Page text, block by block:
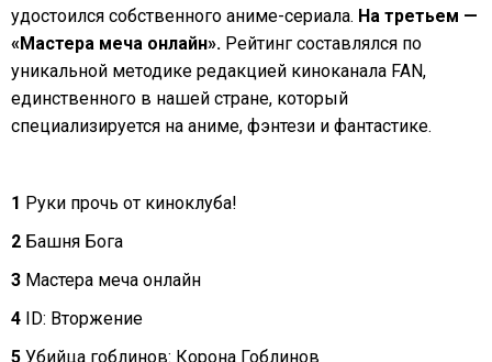
удостоился собственного аниме-сериала. На третьем —
«Мастера меча онлайн». Рейтинг составлялся по
уникальной методике редакцией киноканала FAN,
единственного в нашей стране, который
специализируется на аниме, фэнтези и фантастике.
1 Руки прочь от киноклуба!
2 Башня Бога
3 Мастера меча онлайн
4 ID: Вторжение
5 Убийца гоблинов: Корона Гоблинов